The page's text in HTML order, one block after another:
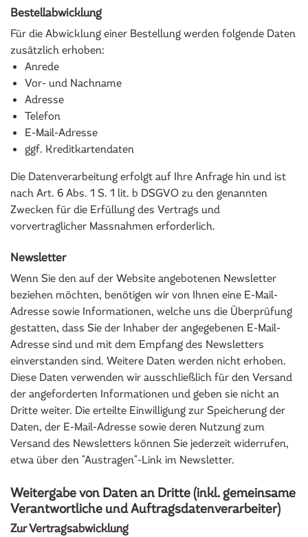
Bestellabwicklung
Für die Abwicklung einer Bestellung werden folgende Daten
zusätzlich erhoben:
Anrede
Vor- und Nachname
Adresse
Telefon
E-Mail-Adresse
ggf. Kreditkartendaten
Die Datenverarbeitung erfolgt auf Ihre Anfrage hin und ist
nach Art. 6 Abs. 1 S. 1 lit. b DSGVO zu den genannten
Zwecken für die Erfüllung des Vertrags und
vorvertraglicher Massnahmen erforderlich.
Newsletter
Wenn Sie den auf der Website angebotenen Newsletter
beziehen möchten, benötigen wir von Ihnen eine E-Mail-
Adresse sowie Informationen, welche uns die Überprüfung
gestatten, dass Sie der Inhaber der angegebenen E-Mail-
Adresse sind und mit dem Empfang des Newsletters
einverstanden sind. Weitere Daten werden nicht erhoben.
Diese Daten verwenden wir ausschließlich für den Versand
der angeforderten Informationen und geben sie nicht an
Dritte weiter. Die erteilte Einwilligung zur Speicherung der
Daten, der E-Mail-Adresse sowie deren Nutzung zum
Versand des Newsletters können Sie jederzeit widerrufen,
etwa über den "Austragen"-Link im Newsletter.
Weitergabe von Daten an Dritte (inkl. gemeinsame
Verantwortliche und Auftragsdatenverarbeiter)
Zur Vertragsabwicklung